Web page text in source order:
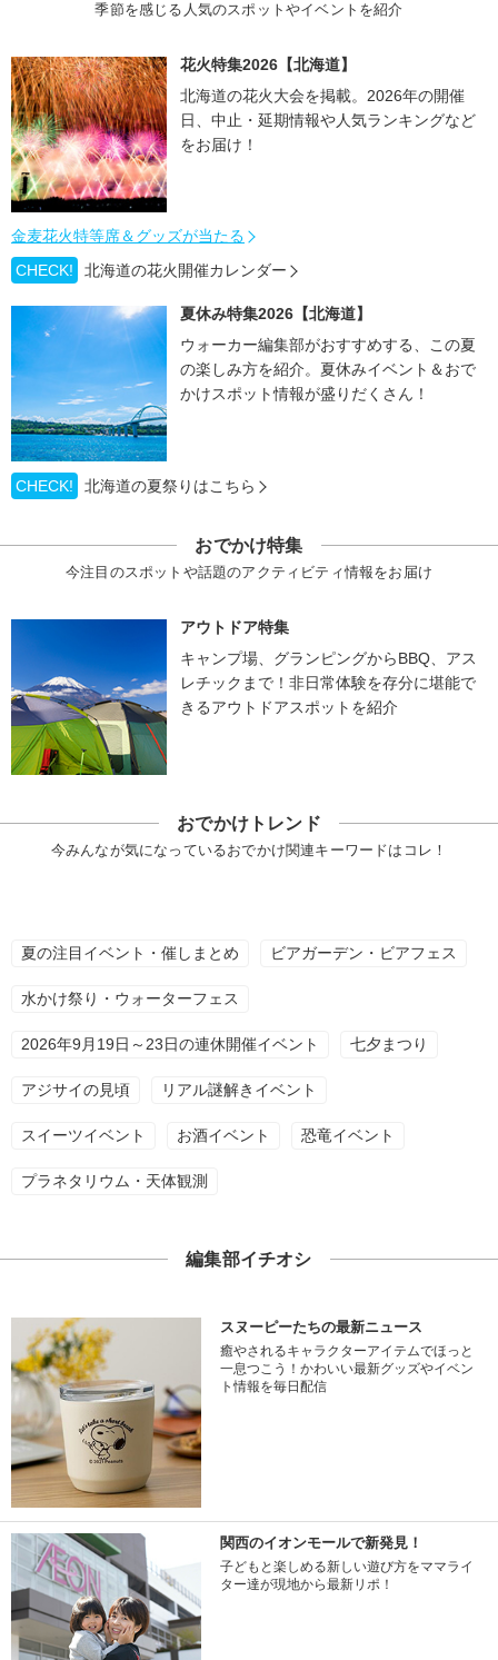
季節を感じる人気のスポットやイベントを紹介
花火特集2026【北海道】
北海道の花火大会を掲載。2026年の開催
日、中止・延期情報や人気ランキングなど
をお届け！
金麦花火特等席＆グッズが当たる
CHECK!
北海道の花火開催カレンダー
夏休み特集2026【北海道】
ウォーカー編集部がおすすめする、この夏
の楽しみ方を紹介。夏休みイベント＆おで
かけスポット情報が盛りだくさん！
CHECK! 北海道の夏祭りはこちら
おでかけ特集
今注目のスポットや話題のアクティビティ情報をお届け
アウトドア特集
キャンプ場、グランピングからBBQ、アス
レチックまで！非日常体験を存分に堪能で
きるアウトドアスポットを紹介
おでかけトレンド
今みんなが気になっているおでかけ関連キーワードはコレ！
夏の注目イベント・催しまとめ ビアガーデン・ビアフェス
水かけ祭り・ウォーターフェス
2026年9月19日～23日の連休開催イベント 七夕まつり
アジサイの見頃 リアル謎解きイベント
スイーツイベント お酒イベント 恐竜イベント
プラネタリウム・天体観測
編集部イチオシ
スヌーピーたちの最新ニュース
癒やされるキャラクターアイテムでほっと
一息つこう！かわいい最新グッズやイベン
ト情報を毎日配信
関西のイオンモールで新発見！
子どもと楽しめる新しい遊び方をママライ
ター達が現地から最新リポ！